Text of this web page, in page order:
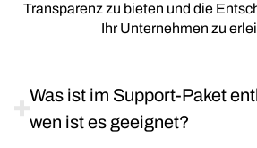
Transparenz zu bieten und die
Ihr Unternehmen zu
Was ist im Support-Paket
wen ist es geeignet?